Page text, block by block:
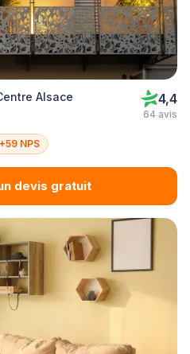
Alsace 4,4
64 avis
+59 NPS
devis gratuit